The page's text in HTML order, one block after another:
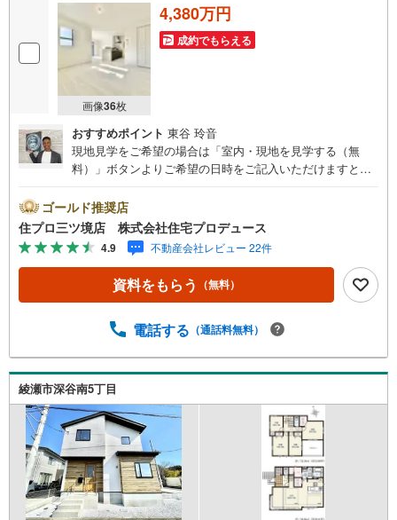
画像36枚
4,380万円
成約でもらえる
おすすめポイント 東谷 玲音
現地見学をご希望の場合は「室内・現地を見学する（無
料）」ボタンよりご希望の日時をご記入いただけますとス
間市エリアに強い！ 住プロは、大和市・綾瀬市・座間市エ
リアの不動産売買専門会社です！最新物件情報や当社限定
で販売する物件情報も多数ございますので、お気軽にお問
合せ下さい！ -------------- 弊社独自の住宅ローン提案システ
ム 弊社ではファイナンシャル専門スタッフによる【丁寧な
資金アドバイス】【ファイナンシャルプラン提案書の作
【定年時の住宅ローン残高】【住宅購入者だけが加入でき
ナス】これから多くなる【教育費】住宅を買った後から始
まる【住宅ローン返済】65歳以上から必要になる【老後の
費用負担】住宅探しの【このタイミング】で不安な部分を
明確にしていきませんか？？ --------------
ゴールド推奨店
住プロ三ツ境店 株式会社住宅プロデュース
4.9 不動産会社レビュー 22件
資料をもらう （無料）
電話する （通話料無料）
綾瀬市深谷南5丁目